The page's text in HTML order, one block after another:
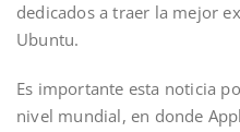
dedicados a traer la mejor
Ubuntu.
Es importante esta noticia
nivel mundial, en donde